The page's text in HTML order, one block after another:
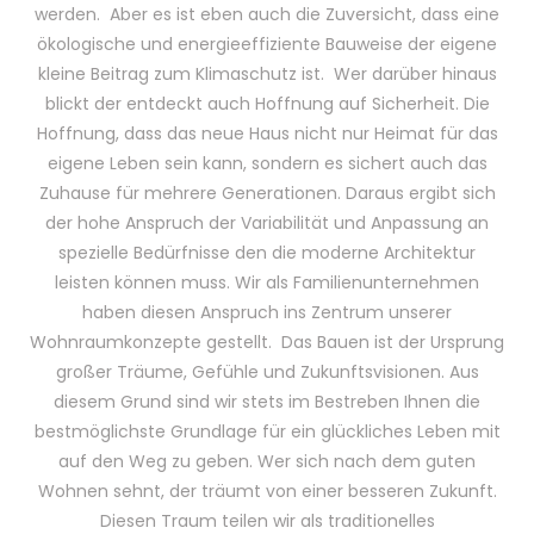
werden. Aber es ist eben auch die Zuversicht, dass eine
ökologische und energieeffiziente Bauweise der eigene
kleine Beitrag zum Klimaschutz ist. Wer darüber hinaus
blickt der entdeckt auch Hoffnung auf Sicherheit. Die
Hoffnung, dass das neue Haus nicht nur Heimat für das
eigene Leben sein kann, sondern es sichert auch das
Zuhause für mehrere Generationen. Daraus ergibt sich
der hohe Anspruch der Variabilität und Anpassung an
spezielle Bedürfnisse den die moderne Architektur
leisten können muss. Wir als Familienunternehmen
haben diesen Anspruch ins Zentrum unserer
Wohnraumkonzepte gestellt. Das Bauen ist der Ursprung
großer Träume, Gefühle und Zukunftsvisionen. Aus
diesem Grund sind wir stets im Bestreben Ihnen die
bestmöglichste Grundlage für ein glückliches Leben mit
auf den Weg zu geben. Wer sich nach dem guten
Wohnen sehnt, der träumt von einer besseren Zukunft.
Diesen Traum teilen wir als traditionelles